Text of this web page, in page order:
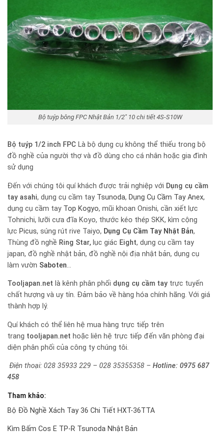
Bộ tuýp bông FPC Nhật Bản 1/2″ 10 chi tiết 4S-S10W
Bộ tuýp 1/2 inch FPC Là bộ dụng cụ không thể thiếu trong bộ
đồ nghề của người thợ và đồ dùng cho cá nhân hoặc gia đình
sử dụng
Đến với chúng tôi quí khách được trải nghiệp với Dụng cụ cầm
tay asahi, dụng cụ cầm tay Tsunoda, Dụng Cụ Cầm Tay Anex,
dụng cụ cầm tay Top Kogyo, mũi khoan Onishi, cần xiết lực
Tohnichi, lưỡi cưa đĩa Koyo, thước kéo thép SKK, kìm cộng
lực Picus, súng rút rive Taiyo, Dụng Cụ Cầm Tay Nhật Bản,
Thùng đồ nghề Ring Star, lục giác Eight, dụng cụ cầm tay
japan, đồ nghề nhật bản, đồ nghề nội địa nhật bản, dụng cụ
làm vườn Saboten…
Tooljapan.net là kênh phân phối dụng cụ cầm tay trực tuyến
chất hượng và uy tín. Đảm bảo về hàng hóa chính hãng. Với giá
thành hợp lý.
Quí khách có thể liên hệ mua hàng trực tiếp trên
trang tooljapan.net hoặc liên hệ trực tiếp đến văn phòng đại
diện phân phối của công ty chúng tôi.
Điện thoại: 028 35933 229 – 028 35355358 – Hotline: 0975 687
458
Tham khảo:
Bộ Đồ Nghề Xách Tay 36 Chi Tiết HXT-36TTA
Kìm Bấm Cos E TP-R Tsunoda Nhật Bản